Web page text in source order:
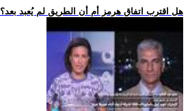
.. هل اقترب اتفاق هرمز أم أن الطريق لم يُعبد بعد؟